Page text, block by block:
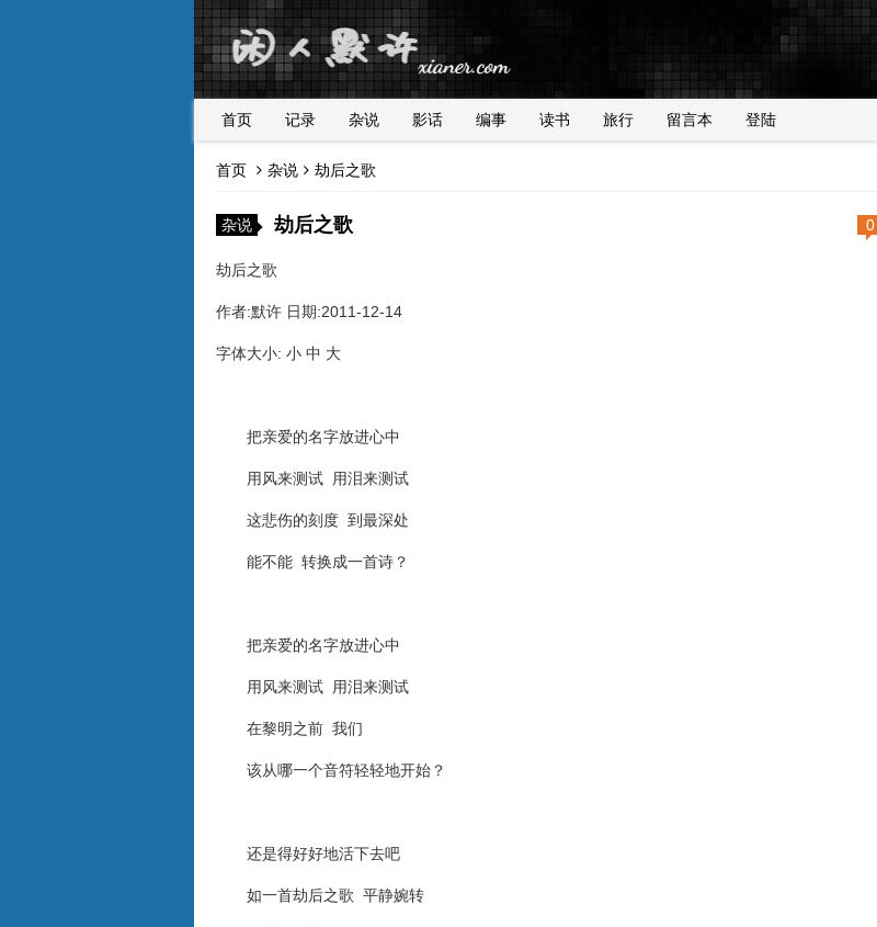
首页 记录 杂说 影话 编事 读书 旅行 留言本 登陆
首页 杂说 劫后之歌
杂说 0
劫后之歌
劫后之歌
作者:默许 日期:2011-12-14
字体大小: 小 中 大
把亲爱的名字放进心中
用风来测试 用泪来测试
这悲伤的刻度 到最深处
能不能 转换成一首诗？
把亲爱的名字放进心中
用风来测试 用泪来测试
在黎明之前 我们
该从哪一个音符轻轻地开始？
还是得好好地活下去吧
如一首劫后之歌 平静婉转